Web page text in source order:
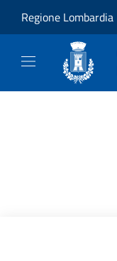
Regione Lombardia